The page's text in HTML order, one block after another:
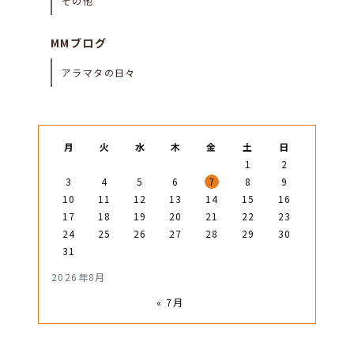
MMブログ
アラマタの日々
2026年8月
月 火 水 木 金 土
日
1
2
3
4 5 6 7 8
9
10
11 12 13 14 15
16
17
18 19 20 21 22
23
24
25 26 27 28 29
30
31
« 7月